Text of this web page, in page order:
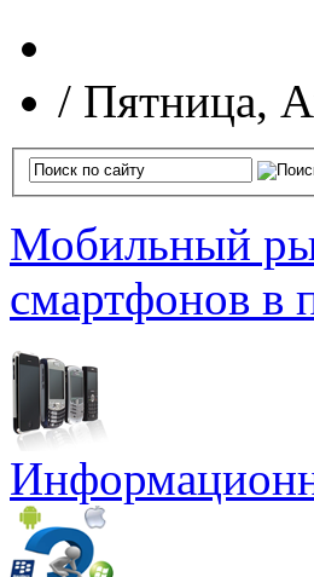
/ Пятница,
Мобильный
смартфонов в